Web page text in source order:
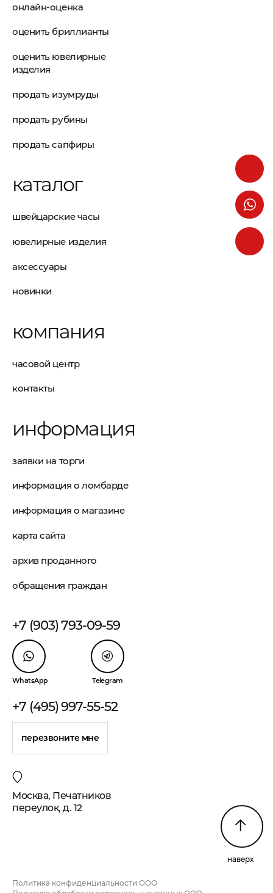
онлайн-оценка
оценить бриллианты
оценить ювелирные
изделия
продать изумруды
продать рубины
продать сапфиры
каталог
швейцарские часы
ювелирные изделия
аксессуары
новинки
компания
часовой центр
контакты
информация
заявки на торги
информация о ломбарде
информация о магазине
карта сайта
архив проданного
обращения граждан
+7 (903) 793-09-59
WhatsApp Telegram
+7 (495) 997-55-52
перезвоните мне
Москва, Печатников
переулок, д. 12
наверх
Политика конфиденциальности ООО